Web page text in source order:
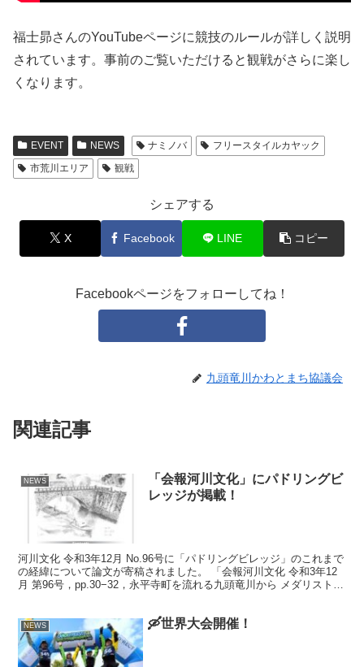
福士昴さんのYouTubeページに競技のルールが詳しく説明
されています。事前のご覧いただけると観戦がさらに楽し
くなります。
EVENT NEWS ナミノバ
フリースタイルカヤック
市荒川エリア
観戦
シェアする
X Facebook LINE コピー
Facebookページをフォローしてね！
九頭竜川かわとまち協議会
関連記事
NEWS
「会報河川文化」にパドリングビ
レッジが掲載！
河川文化 令和3年12月 No.96号に「パドリングビレッジ」のこれまで
の経緯について論文が寄稿されました。 「会報河川文化 令和3年12
月 第96号，pp.30−32，永平寺町を流れる九頭竜川から メダリストを
NEWS 🛶世界大会開催！